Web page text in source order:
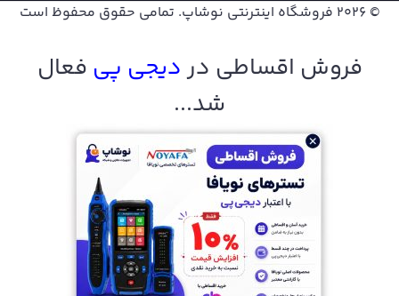
© 2026
فروشگاه اینترنتی نوشاپ. تمامی حقوق محفوظ است
فروش اقساطی دردیجی پی فعال
شد...